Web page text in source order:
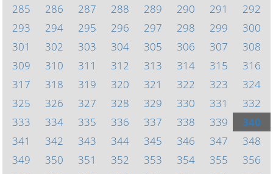
285
286 287 288 289 290 291
292
293
294 295 296 297 298 299
300
301
302 303 304 305 306 307
308
309
310 311 312 313 314 315
316
317
318 319 320 321 322 323
324
325
326 327 328 329 330 331
332
333
334 335 336 337 338 339
340
341
342 343 344 345 346 347
348
349
350 351 352 353 354 355
356